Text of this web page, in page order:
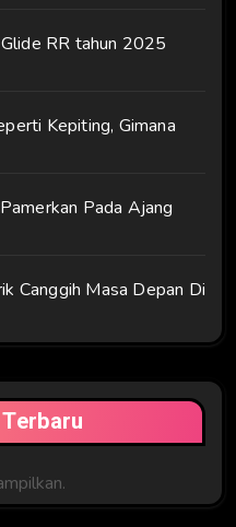
RR tahun 2025
Kepiting, Gimana
Pada Ajang
Canggih Masa Depan Di